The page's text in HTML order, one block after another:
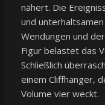
nähert. Die
und
Wendungen und
Figur belastet das
Schließlich
einem Cliffhanger,
Volume vier weckt.